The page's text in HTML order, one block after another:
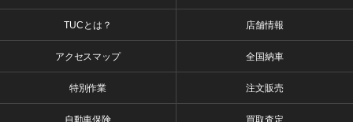
TUCとは？ 店舗情報
アクセスマップ 全国納車
特別作業 注文販売
自動車保険 買取査定